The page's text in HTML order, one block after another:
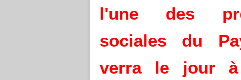
l'une des
sociales du
verra le jour à